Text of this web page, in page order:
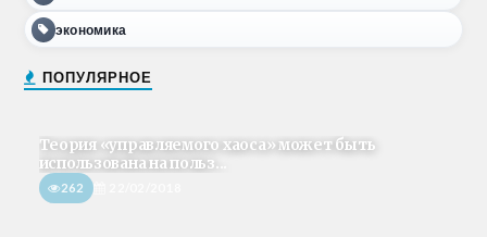
экономика
ПОПУЛЯРНОЕ
Теория «управляемого хаоса» может быть
использована на польз...
262